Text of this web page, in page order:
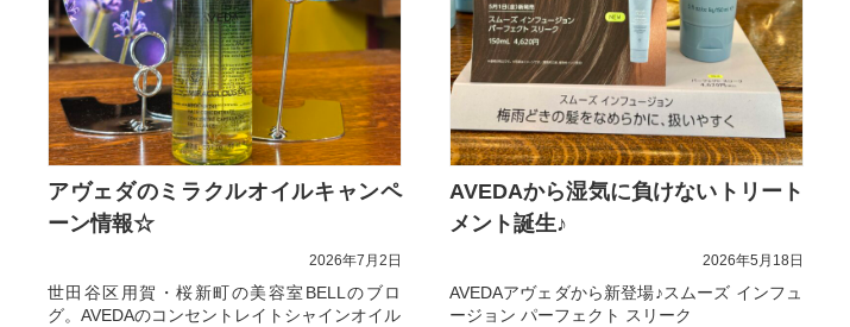
アヴェダのミラクルオイルキャンペ
ーン情報☆
2026年7月2日
世田谷区用賀・桜新町の美容室BELLのブロ
グ。AVEDAのコンセントレイトシャインオイル
AVEDAから湿気に負けないトリート
メント誕生♪
2026年5月18日
AVEDAアヴェダから新登場♪スムーズ インフュ
ージョン パーフェクト スリーク